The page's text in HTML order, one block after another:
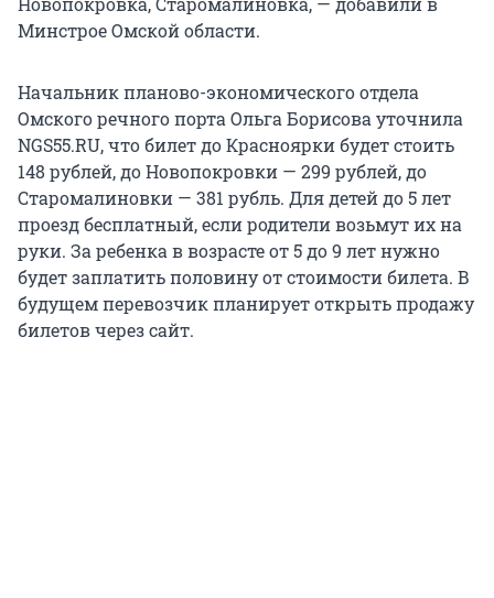
Минстрое Омской области.
Начальник планово-экономического отдела
Омского речного порта Ольга Борисова уточнила
NGS55.RU, что билет до Красноярки будет стоить
148 рублей, до Новопокровки — 299 рублей, до
Старомалиновки — 381 рубль. Для детей до 5 лет
проезд бесплатный, если родители возьмут их на
руки. За ребенка в возрасте от 5 до 9 лет нужно
будет заплатить половину от стоимости билета. В
будущем перевозчик планирует открыть продажу
билетов через сайт.